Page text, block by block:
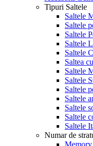
Tipuri Saltele
Saltele
Saltele
Saltele
Saltele
Saltele
Saltea
Saltele
Saltele
Saltele
Saltele
Saltele
Saltele
Saltele
Numar de